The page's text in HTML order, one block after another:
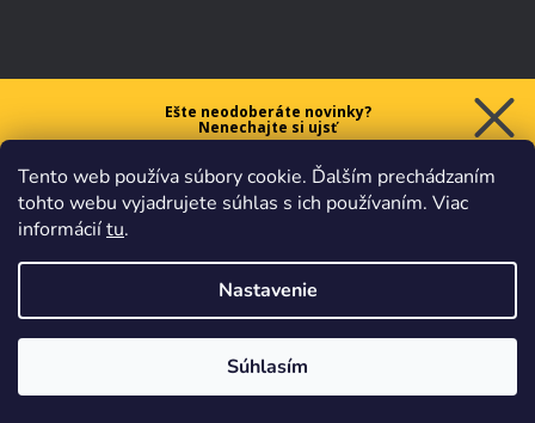
Tento web používa súbory cookie. Ďalším prechádzaním
tohto webu vyjadrujete súhlas s ich používaním. Viac
informáciítu.
Nastavenie
Súhlasím
Ešte neodoberáte novinky?
Nenechajte si ujsť
na prvý nákup nad 40 €.
Chcem zľavu
obchodnými podmienkami.